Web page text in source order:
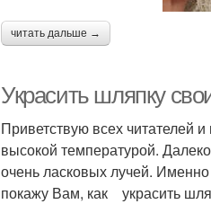
читать дальше →
Украсить шляпку
Приветствую всех читателей
высокой температурой.
очень ласковых лучей.
покажу Вам, как украсить